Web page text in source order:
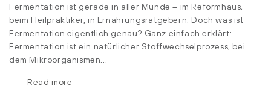
Fermentation ist gerade in aller Munde – im Reformhaus,
beim Heilpraktiker, in Ernährungsratgebern. Doch was ist
Fermentation eigentlich genau? Ganz einfach erklärt:
Fermentation ist ein natürlicher Stoffwechselprozess, bei
dem Mikroorganismen...
Read more